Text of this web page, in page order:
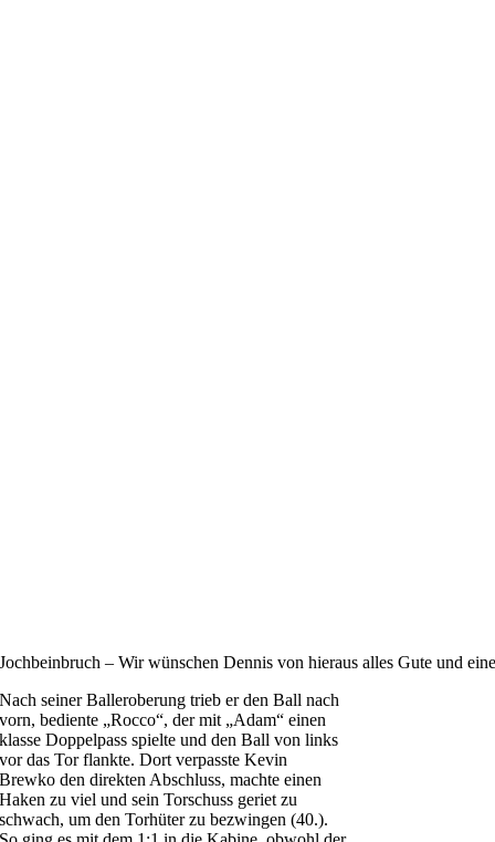
Jochbeinbruch – Wir wünschen Dennis von hieraus alles Gute und
Nach seiner Balleroberung trieb er den Ball nach
vorn, bediente „Rocco“, der mit „Adam“ einen
klasse Doppelpass spielte und den Ball von links
vor das Tor flankte. Dort verpasste Kevin
Brewko den direkten Abschluss, machte einen
Haken zu viel und sein Torschuss geriet zu
schwach, um den Torhüter zu bezwingen (40.).